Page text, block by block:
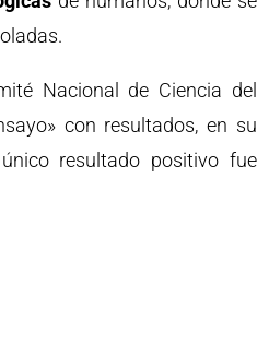
Nacional de Ciencia del
con resultados, en su
resultado positivo fue